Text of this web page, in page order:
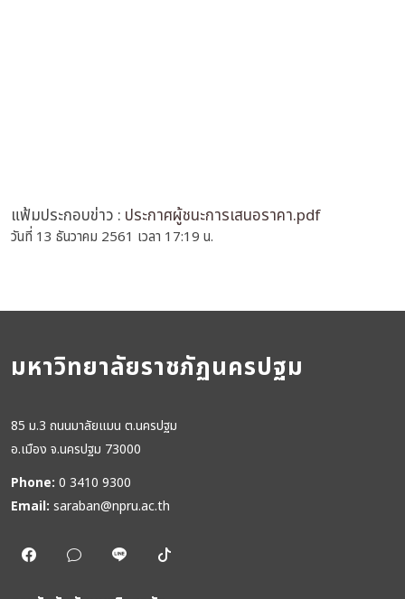
แฟ้มประกอบข่าว : ประกาศผู้ชนะการเสนอราคา.pdf
วันที่ 13 ธันวาคม 2561 เวลา 17:19 น.
มหาวิทยาลัยราชภัฏนครปฐม
85 ม.3 ถนนมาลัยแมน ต.นครปฐม
อ.เมือง จ.นครปฐม 73000
Phone: 0 3410 9300
Email: saraban@npru.ac.th